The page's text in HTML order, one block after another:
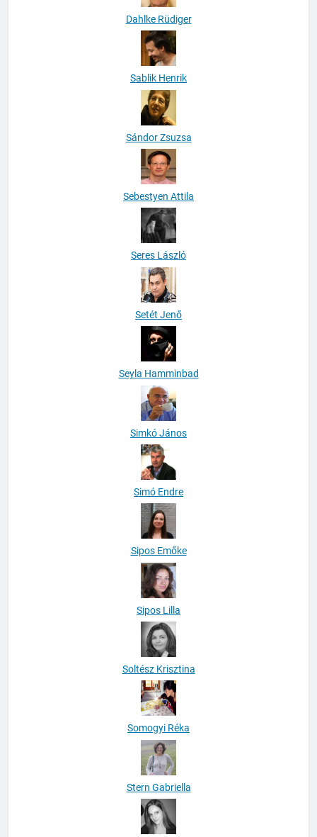
Dahlke Rüdiger
Sablik Henrik
Sándor Zsuzsa
Sebestyen Attila
Seres László
Setét Jenő
Seyla Hamminbad
Simkó János
Simó Endre
Sipos Emőke
Sipos Lilla
Soltész Krisztina
Somogyi Réka
Stern Gabriella